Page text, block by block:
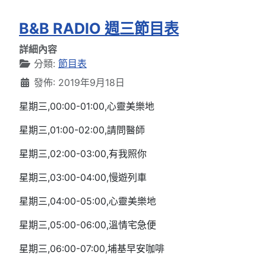
B&B RADIO 週三節目表
詳細內容
分類: 節目表
發佈: 2019年9月18日
星期三,00:00-01:00,心靈美樂地
星期三,01:00-02:00,請問醫師
星期三,02:00-03:00,有我照你
星期三,03:00-04:00,慢遊列車
星期三,04:00-05:00,心靈美樂地
星期三,05:00-06:00,溫情宅急便
星期三,06:00-07:00,埔基早安咖啡